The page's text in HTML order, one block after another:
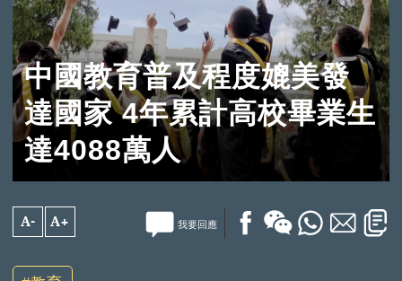
中國教育普及程度媲美發
達國家 4年累計高校畢業生
達4088萬人
A- A+ 我要回應